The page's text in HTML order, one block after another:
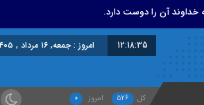
خداوند آن را دوست دارد.
12:18:36 امروز : جمعه, ۱۶ مرداد , ۱۴۰۵
کل 526 امروز 0